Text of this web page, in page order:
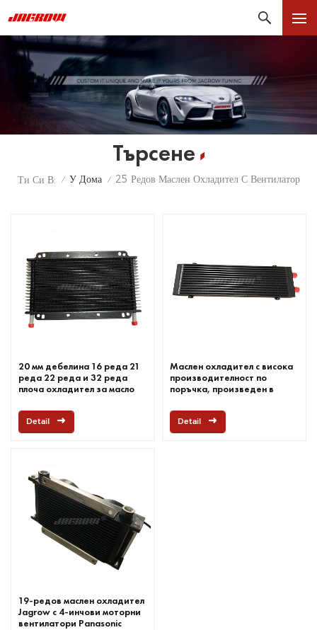
Търсене
Ти Си В: / У Дома / 25 Редов Маслен Охладител С Вентилатор
20 мм дебелина 16 реда 21
реда 22 реда и 32 реда
плоча охладител за масло
Detail
Маслен охладител с висока
производителност по
поръчка, произведен в
Detail
19-редов маслен охладител
Jagrow с 4-инчови моторни
вентилатори Panasonic